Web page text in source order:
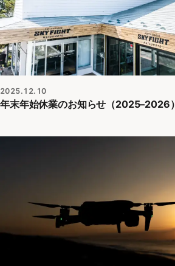
2025.12.10
年末年始休業のお知らせ（2025–2026）